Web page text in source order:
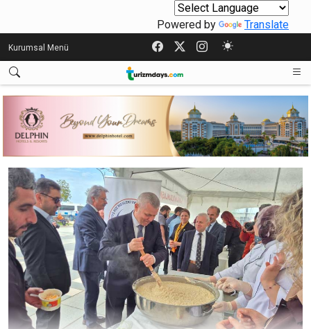
Powered by Translate
Kurumsal Menü